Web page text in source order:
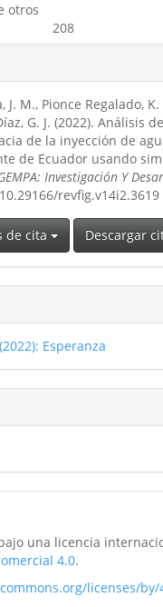
otros
208
J. M., Pionce Regalado,
G. J. (2022). Análisis
de la inyección de
de Ecuador usando
Investigación Y
revfig.v14i2.3619
de cita Descargar
Esperanza
una licencia
4.0.
licenses/by/